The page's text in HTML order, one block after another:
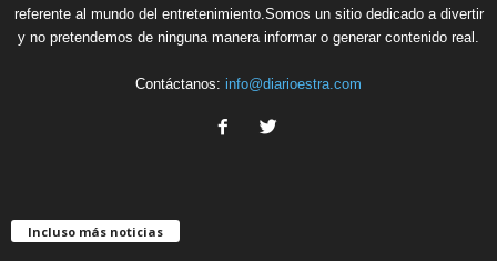
referente al mundo del entretenimiento.Somos un sitio dedicado a divertir
y no pretendemos de ninguna manera informar o generar contenido real.
Contáctanos: info@diarioestra.com
Incluso más noticias